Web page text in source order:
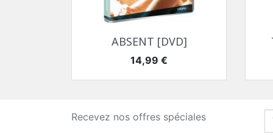
Aperçu rapide
ABSENT [DVD]
Prix
14,99 €
Recevez nos offres spéciales